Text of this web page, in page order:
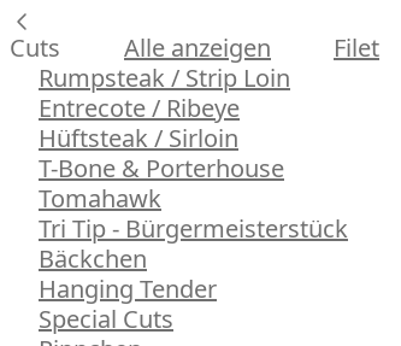
Cuts Alle anzeigen
Filet
Rumpsteak / Strip Loin
Entrecote / Ribeye
Hüftsteak / Sirloin
T-Bone & Porterhouse
Tomahawk
Tri Tip - Bürgermeisterstück
Bäckchen
Hanging Tender
Special Cuts